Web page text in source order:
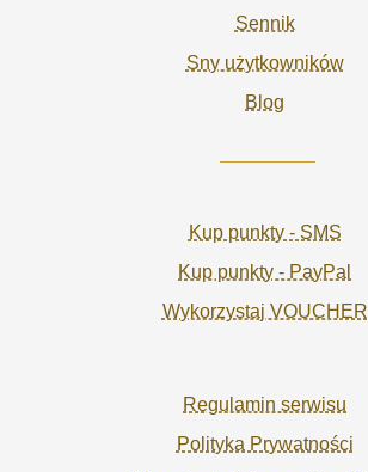
Sennik
Sny użytkowników
Blog
Kup punkty - SMS
Kup punkty - PayPal
Wykorzystaj VOUCHER
Regulamin serwisu
Polityka Prywatności